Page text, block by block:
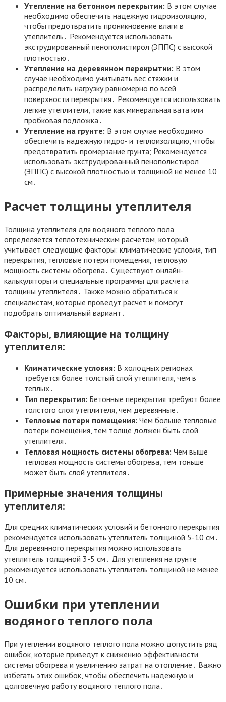
Утепление на бетонном перекрытии: В этом случае
необходимо обеспечить надежную гидроизоляцию,
чтобы предотвратить проникновение влаги в
утеплитель․ Рекомендуется использовать
экструдированный пенополистирол (ЭППС) с высокой
плотностью․
Утепление на деревянном перекрытии: В этом
случае необходимо учитывать вес стяжки и
распределить нагрузку равномерно по всей
поверхности перекрытия․ Рекомендуется использовать
легкие утеплители, такие как минеральная вата или
пробковая подложка․
Утепление на грунте: В этом случае необходимо
обеспечить надежную гидро- и теплоизоляцию, чтобы
предотвратить промерзание грунта; Рекомендуется
использовать экструдированный пенополистирол
(ЭППС) с высокой плотностью и толщиной не менее 10
см․
Расчет толщины утеплителя
Толщина утеплителя для водяного теплого пола
определяется теплотехническим расчетом, который
учитывает следующие факторы: климатические условия, тип
перекрытия, тепловые потери помещения, тепловую
мощность системы обогрева․ Существуют онлайн-
калькуляторы и специальные программы для расчета
толщины утеплителя․ Также можно обратиться к
специалистам, которые проведут расчет и помогут
подобрать оптимальный вариант․
Факторы, влияющие на толщину
утеплителя:
Климатические условия: В холодных регионах
требуется более толстый слой утеплителя, чем в
теплых․
Тип перекрытия: Бетонные перекрытия требуют более
толстого слоя утеплителя, чем деревянные․
Тепловые потери помещения: Чем больше тепловые
потери помещения, тем толще должен быть слой
утеплителя․
Тепловая мощность системы обогрева: Чем выше
тепловая мощность системы обогрева, тем тоньше
может быть слой утеплителя․
Примерные значения толщины
утеплителя:
Для средних климатических условий и бетонного перекрытия
рекомендуется использовать утеплитель толщиной 5-10 см․
Для деревянного перекрытия можно использовать
утеплитель толщиной 3-5 см․ Для утепления на грунте
рекомендуется использовать утеплитель толщиной не менее
10 см․
Ошибки при утеплении
водяного теплого пола
При утеплении водяного теплого пола можно допустить ряд
ошибок, которые приведут к снижению эффективности
системы обогрева и увеличению затрат на отопление․ Важно
избегать этих ошибок, чтобы обеспечить надежную и
долговечную работу водяного теплого пола․